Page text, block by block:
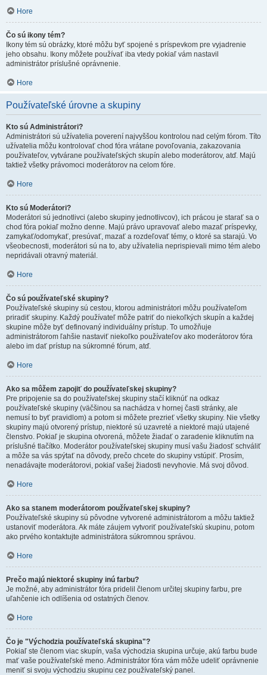
Hore
Čo sú ikony tém?
Ikony tém sú obrázky, ktoré môžu byť spojené s príspevkom pre vyjadrenie
jeho obsahu. Ikony môžete používať iba vtedy pokiaľ vám nastavil
administrátor príslušné oprávnenie.
Hore
Používateľské úrovne a skupiny
Kto sú Administrátori?
Administrátori sú užívatelia poverení najvyššou kontrolou nad celým fórom. Títo
užívatelia môžu kontrolovať chod fóra vrátane povoľovania, zakazovania
používateľov, vytvárane používateľských skupín alebo moderátorov, atď. Majú
taktiež všetky právomoci moderátorov na celom fóre.
Hore
Kto sú Moderátori?
Moderátori sú jednotlivci (alebo skupiny jednotlivcov), ich prácou je starať sa o
chod fóra pokiaľ možno denne. Majú právo upravovať alebo mazať príspevky,
zamykať/odomykať, presúvať, mazať a rozdeľovať témy, o ktoré sa starajú. Vo
všeobecnosti, moderátori sú na to, aby užívatelia neprispievali mimo tém alebo
nepridávali otravný materiál.
Hore
Čo sú používateľské skupiny?
Používateľské skupiny sú cestou, ktorou administrátori môžu používateľom
priradiť skupiny. Každý používateľ môže patriť do niekoľkých skupín a každej
skupine môže byť definovaný individuálny prístup. To umožňuje
administrátorom ľahšie nastaviť niekoľko používateľov ako moderátorov fóra
alebo im dať prístup na súkromné fórum, atď.
Hore
Ako sa môžem zapojiť do používateľskej skupiny?
Pre pripojenie sa do používateľskej skupiny stačí kliknúť na odkaz
používateľské skupiny (väčšinou sa nachádza v hornej časti stránky, ale
nemusí to byť pravidlom) a potom si môžete prezrieť všetky skupiny. Nie všetky
skupiny majú otvorený prístup, niektoré sú uzavreté a niektoré majú utajené
členstvo. Pokiaľ je skupina otvorená, môžete žiadať o zaradenie kliknutím na
príslušné tlačítko. Moderátor používateľskej skupiny musí vašu žiadosť schváliť
a môže sa vás spýtať na dôvody, prečo chcete do skupiny vstúpiť. Prosím,
nenadávajte moderátorovi, pokiaľ vašej žiadosti nevyhovie. Má svoj dôvod.
Hore
Ako sa stanem moderátorom používateľskej skupiny?
Používateľské skupiny sú pôvodne vytvorené administrátorom a môžu taktiež
ustanoviť moderátora. Ak máte záujem vytvoriť používateľskú skupinu, potom
ako prvého kontaktujte administrátora súkromnou správou.
Hore
Prečo majú niektoré skupiny inú farbu?
Je možné, aby administrátor fóra pridelil členom určitej skupiny farbu, pre
uľahčenie ich odlíšenia od ostatných členov.
Hore
Čo je "Východzia používateľská skupina"?
Pokiaľ ste členom viac skupín, vaša východzia skupina určuje, akú farbu bude
mať vaše používateľské meno. Administrátor fóra vám môže udeliť oprávnenie
meniť si svoju východziu skupinu cez používateľský panel.